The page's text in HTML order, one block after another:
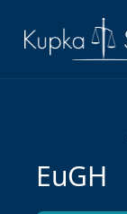
EuGH